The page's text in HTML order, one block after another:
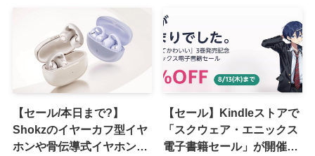
【セール/本日まで?】
Shokzのイヤーカフ型イヤ
ホンや骨伝導式イヤホンが
【セール】Kindleストアで
「スクウェア・エニックス
電子書籍セール」が開催中